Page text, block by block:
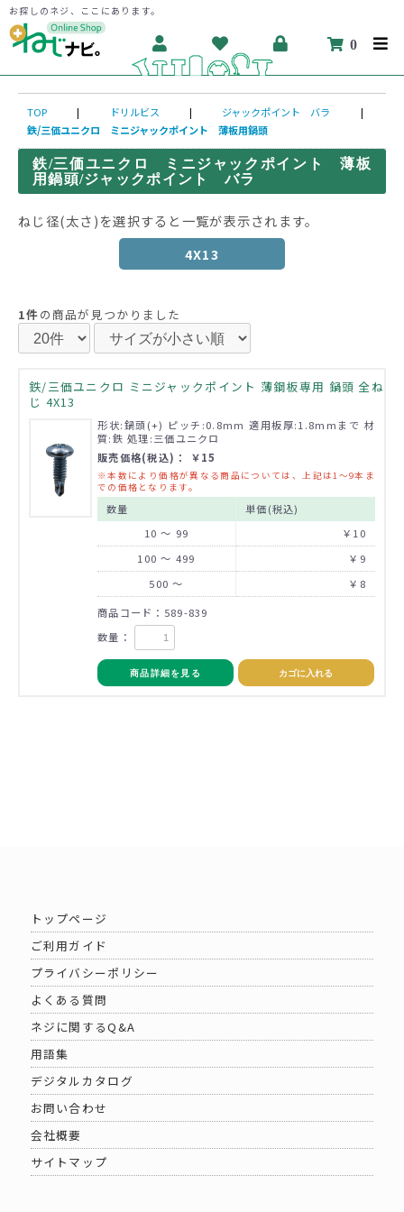
お探しのネジ、ここにあります。
0
TOP | ドリルビス | ジャックポイント バラ
|
鉄/三価ユニクロ ミニジャックポイント 薄板用鍋頭
鉄/三価ユニクロ ミニジャックポイント 薄板
用鍋頭/ジャックポイント バラ
ねじ径(太さ)を選択すると一覧が表示されます。
4X13
1件の商品が見つかりました
鉄/三価ユニクロ ミニジャックポイント 薄鋼板専用 鍋頭 全ね
じ 4X13
形状:鍋頭(+) ピッチ:0.8mm 適用板厚:1.8mmまで 材
質:鉄 処理:三価ユニクロ
販売価格(税込)： ￥15
※本数により価格が異なる商品については、上記は1～9本ま
での価格となります。
数量
単価(税込)
10 ～ 99
￥10
100 ～ 499
￥9
500 ～
￥8
商品コード：589-839
数量：
商品詳細を見る カゴに入れる
トップページ
ご利用ガイド
プライバシーポリシー
よくある質問
ネジに関するQ&A
用語集
デジタルカタログ
お問い合わせ
会社概要
サイトマップ